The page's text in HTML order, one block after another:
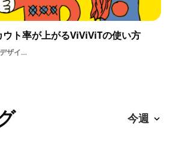
ト率が上がるViViViTの使い方
の使い方新卒プラットフォーム